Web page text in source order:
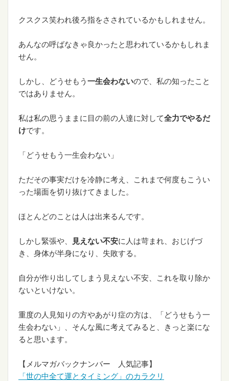
クスクス笑われ後ろ指をさされているかもしれません。
あんなの呼ばなきゃ良かったと思われているかもしれま
せん。
しかし、どうせもう 一生会わないので、私の知ったこと
ではありません。
私は私の思うままに目の前の人達に対して全力でやるだ
けです。
「どうせもう一生会わない」
ただその事実だけを冷静に考え、これまで何度もこうい
った場面を切り抜けてきました。
ほとんどのことは人は出来るんです。
しかし緊張や、 見えない不安に人は苛まれ、おじげづ
き、身体が半身になり、失敗する。
自分が作り出してしまう見えない不安、これを取り除か
ないといけない。
重度の人見知りの方やあがり症の方は、「どうせもう一
生会わない」、そんな風に考えてみると、きっと楽にな
ると思います。
【メルマガバックナンバー 人気記事】
「世の中全て運とタイミング」のカラクリ